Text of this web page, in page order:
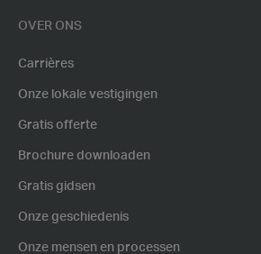
OVER ONS
Carrières
Onze lokale vestigingen
Gratis offerte
Brochure downloaden
Gratis gidsen
Onze geschiedenis
Onze mensen en processen